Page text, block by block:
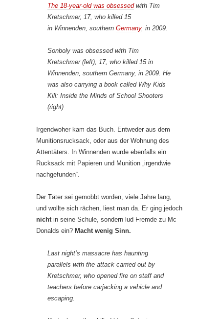
The 18-year-old was obsessedwith Tim
Kretschmer, 17, who killed 15
in Winnenden, southern Germany, in 2009.
Sonboly was obsessed with Tim
Kretschmer (left), 17, who killed 15 in
Winnenden, southern Germany, in 2009. He
was also carrying a book called Why Kids
Kill: Inside the Minds of School Shooters
(right)
Irgendwoher kam das Buch. Entweder aus dem
Munitionsrucksack, oder aus der Wohnung des
Attentäters. In Winnenden wurde ebenfalls ein
Rucksack mit Papieren und Munition „irgendwie
nachgefunden“.
Der Täter sei gemobbt worden, viele Jahre lang,
und wollte sich rächen, liest man da. Er ging jedoch
nicht in seine Schule, sondern lud Fremde zu Mc
Donalds ein? Macht wenig Sinn.
Last night’s massacre has haunting
parallels with the attack carried out by
Kretschmer, who opened fire on staff and
teachers before carjacking a vehicle and
escaping.